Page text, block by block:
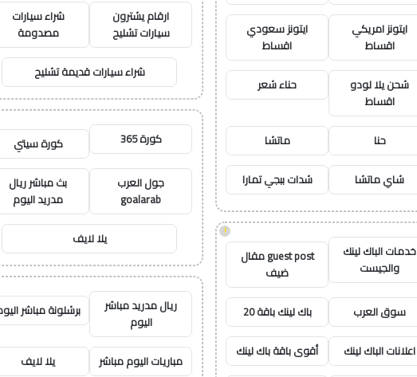
ايتونز امريكي
اقساط
ايتونز سعودي
اقساط
شحن يلا لودو
اقساط
حناء شعر
حنا ماتشا
شاي ماتشا شدات ببجي تمارا
!
خدمات الباك لينك
والجيست
guest post مقال
ضيف
سوق العرب باك لينك باقة 20
اعلانات الباك لينك أقوى باقة باك لينك
ارقام يشترون
سيارات تشليح
شراء سيارات
مصدومة
شراء سيارات قديمة تشليح
كورة 365 كورة سيتي
جول العرب
goalarab
بث مباشر ريال
مدريد اليوم
يلا لايف
ريال مدريد مباشر
اليوم
برشلونة مباشر
مباريات اليوم مباشر يلا لايف